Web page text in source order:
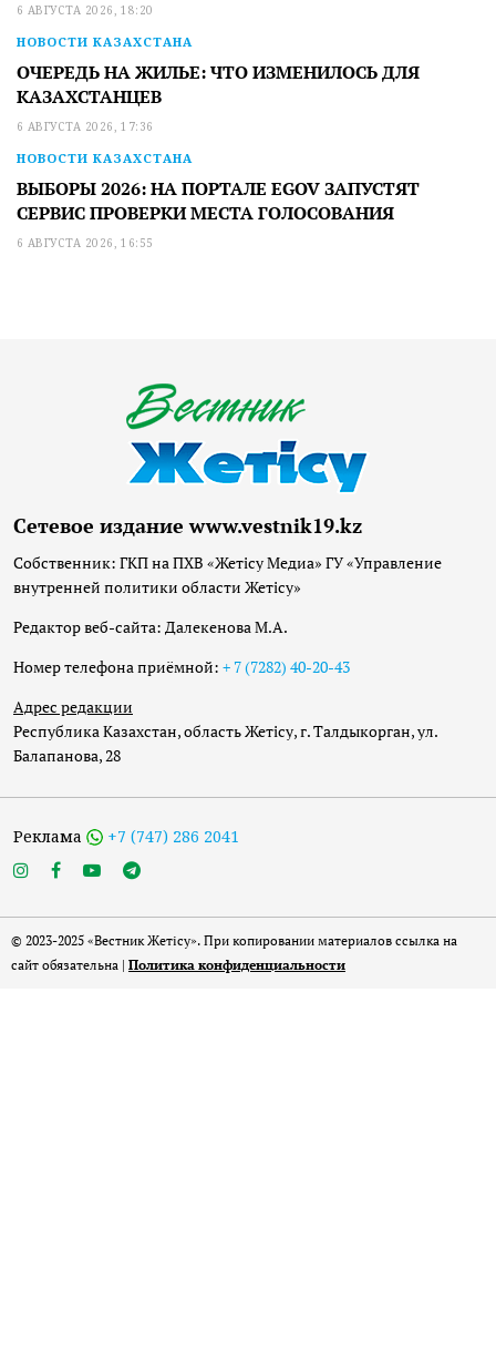
6 АВГУСТА 2026, 18:20
НОВОСТИ КАЗАХСТАНА
ОЧЕРЕДЬ НА ЖИЛЬЕ: ЧТО ИЗМЕНИЛОСЬ ДЛЯ
КАЗАХСТАНЦЕВ
6 АВГУСТА 2026, 17:36
НОВОСТИ КАЗАХСТАНА
ВЫБОРЫ 2026: НА ПОРТАЛЕ EGOV ЗАПУСТЯТ
СЕРВИС ПРОВЕРКИ МЕСТА ГОЛОСОВАНИЯ
6 АВГУСТА 2026, 16:55
Сетевое издание www.vestnik19.kz
Собственник: ГКП на ПХВ «Жетісу Медиа» ГУ «Управление
внутренней политики области Жетісу»
Редактор веб-сайта: Далекенова М.А.
Номер телефона приёмной: + 7 (7282) 40-20-43
Адрес редакции
Республика Казахстан, область Жетісу, г. Талдыкорган, ул.
Балапанова, 28
Реклама +7 (747) 286 2041
© 2023-2025 «Вестник Жетісу». При копировании материалов ссылка на
сайт обязательна | Политика конфиденциальности